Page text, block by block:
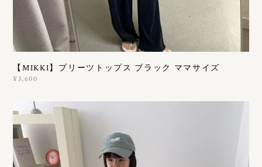
【MIKKI】プリーツトップス ブラック ママサイズ
¥3,600